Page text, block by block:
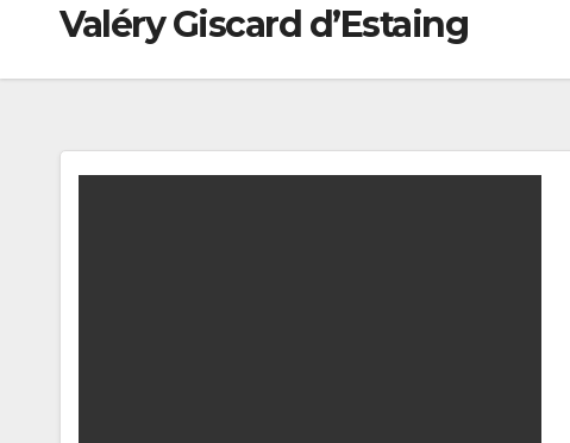
Valéry Giscard d’Estaing